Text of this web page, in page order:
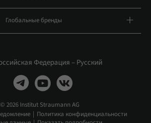
Глобальные бренды
Федерация – Русский
© 2026 Institut Straumann AG
Политика конфиденциальности